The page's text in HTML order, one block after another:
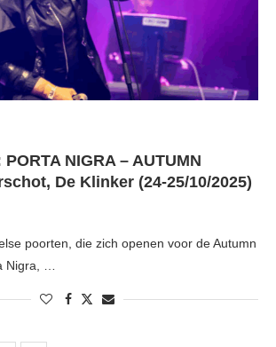
PORTA NIGRA – AUTUMN
De Klinker (24-25/10/2025)
poorten, die zich openen voor de Autumn
Nigra, …